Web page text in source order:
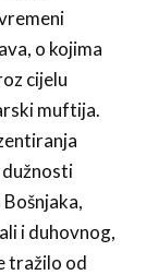
o kojima
cijelu
muftija.
dužnosti
i duhovnog,
tražilo od